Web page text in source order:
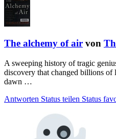
The alchemy of air von
A sweeping history of tragic
discovery that changed billions
dawn …
Antworten Status teilen Status